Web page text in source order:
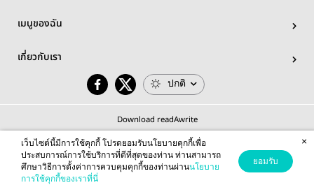
เมนูของฉัน
เกี่ยวกับเรา
ปกติ
Download readAwrite
© 2026 readAwrite.com by MEB Corporation Public Company Limited
This site is protected by reCAPTCHA and the Google
เว็บไซต์นี้มีการใช้คุกกี้ โปรดยอมรับนโยบายคุกกี้เพื่อ
ประสบการณ์การใช้บริการที่ดีที่สุดของท่าน ท่านสามารถ
ศึกษาวิธีการตั้งค่าการควบคุมคุกกี้ของท่านผ่านนโยบาย
การใช้คุกกี้ของเราที่นี่
ยอมรับ
×